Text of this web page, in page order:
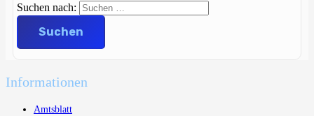
Suchen nach:
Informationen
Amtsblatt